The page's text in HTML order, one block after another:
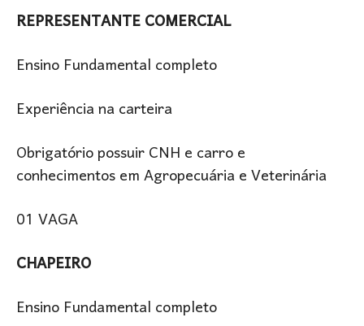
REPRESENTANTE COMERCIAL
Ensino Fundamental completo
Experiência na carteira
Obrigatório possuir CNH e carro e
conhecimentos em Agropecuária e Veterinária
01 VAGA
CHAPEIRO
Ensino Fundamental completo